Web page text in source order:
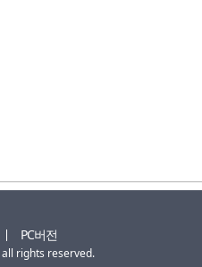
PC버전
rights reserved.